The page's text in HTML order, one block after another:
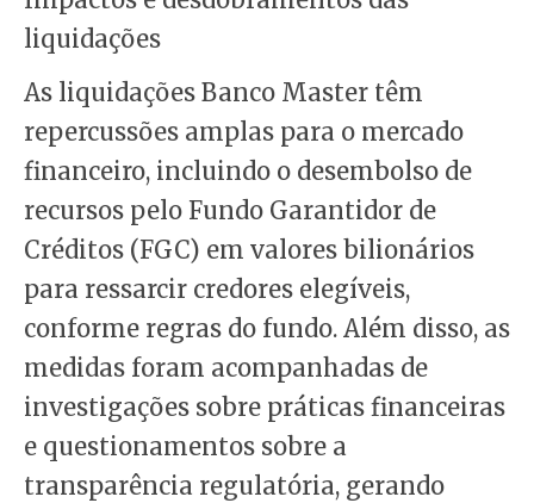
liquidações
As liquidações Banco Master têm
repercussões amplas para o mercado
financeiro, incluindo o desembolso de
recursos pelo Fundo Garantidor de
Créditos (FGC) em valores bilionários
para ressarcir credores elegíveis,
conforme regras do fundo. Além disso, as
medidas foram acompanhadas de
investigações sobre práticas financeiras
e questionamentos sobre a
transparência regulatória, gerando